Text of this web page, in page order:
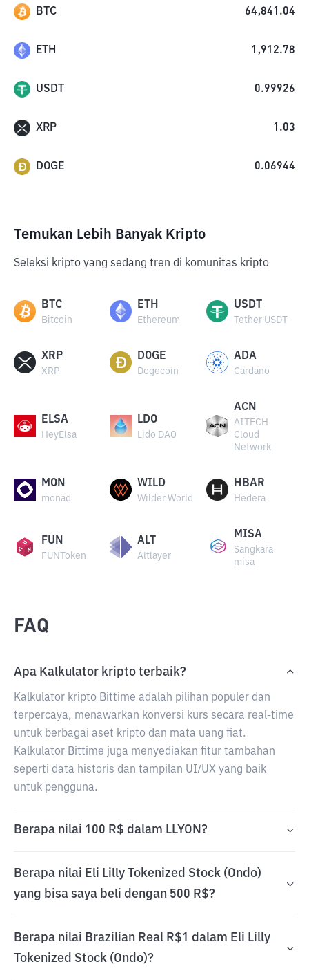
BTC 64,841.04
ETH 1,912.78
USDT 0.99926
XRP 1.03
DOGE 0.06944
Temukan Lebih Banyak Kripto
Seleksi kripto yang sedang tren di komunitas kripto
BTC
Bitcoin
ETH
Ethereum
USDT
Tether USDT
XRP
XRP
DOGE
Dogecoin
ADA
Cardano
ELSA
HeyElsa
LDO
Lido DAO
ACN
AITECH
Cloud
Network
MON
monad
WILD
Wilder World
HBAR
Hedera
FUN
FUNToken
ALT
Altlayer
MISA
Sangkara
misa
FAQ
Apa Kalkulator kripto terbaik?
Kalkulator kripto Bittime adalah pilihan populer dan
terpercaya, menawarkan konversi kurs secara real-time
untuk berbagai aset kripto dan mata uang fiat.
Kalkulator Bittime juga menyediakan fitur tambahan
seperti data historis dan tampilan UI/UX yang baik
untuk pengguna.
Berapa nilai 100 R$ dalam LLYON?
Berapa nilai Eli Lilly Tokenized Stock (Ondo)
yang bisa saya beli dengan 500 R$?
Berapa nilai Brazilian Real R$1 dalam Eli Lilly
Tokenized Stock (Ondo)?